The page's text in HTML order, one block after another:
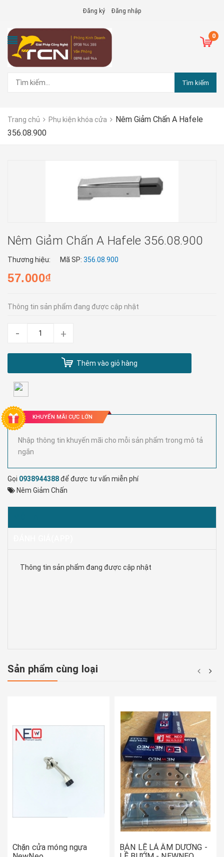
Đăng ký Đăng nhập
0
Tìm kiếm
Trang chủ Phụ kiện khóa cửa
Nêm Giảm Chấn A Hafele
356.08.900
Nêm Giảm Chấn A Hafele 356.08.900
Thương hiệu: Mã SP: 356.08.900
57.000₫
Thông tin sản phẩm đang được cập nhật
- +
Thêm vào giỏ hàng
KHUYẾN MÃI CỰC LỚN
Nhập thông tin khuyến mãi cho mỗi sản phẩm trong mô tả
ngắn
Gọi 0938944388để được tư vấn miễn phí
Nêm Giảm Chấn
Thông tin sản phẩm đang được cập nhật
Sản phẩm cùng loại
Chặn cửa móng ngựa
BẢN LỀ LÁ ÂM DƯƠNG -